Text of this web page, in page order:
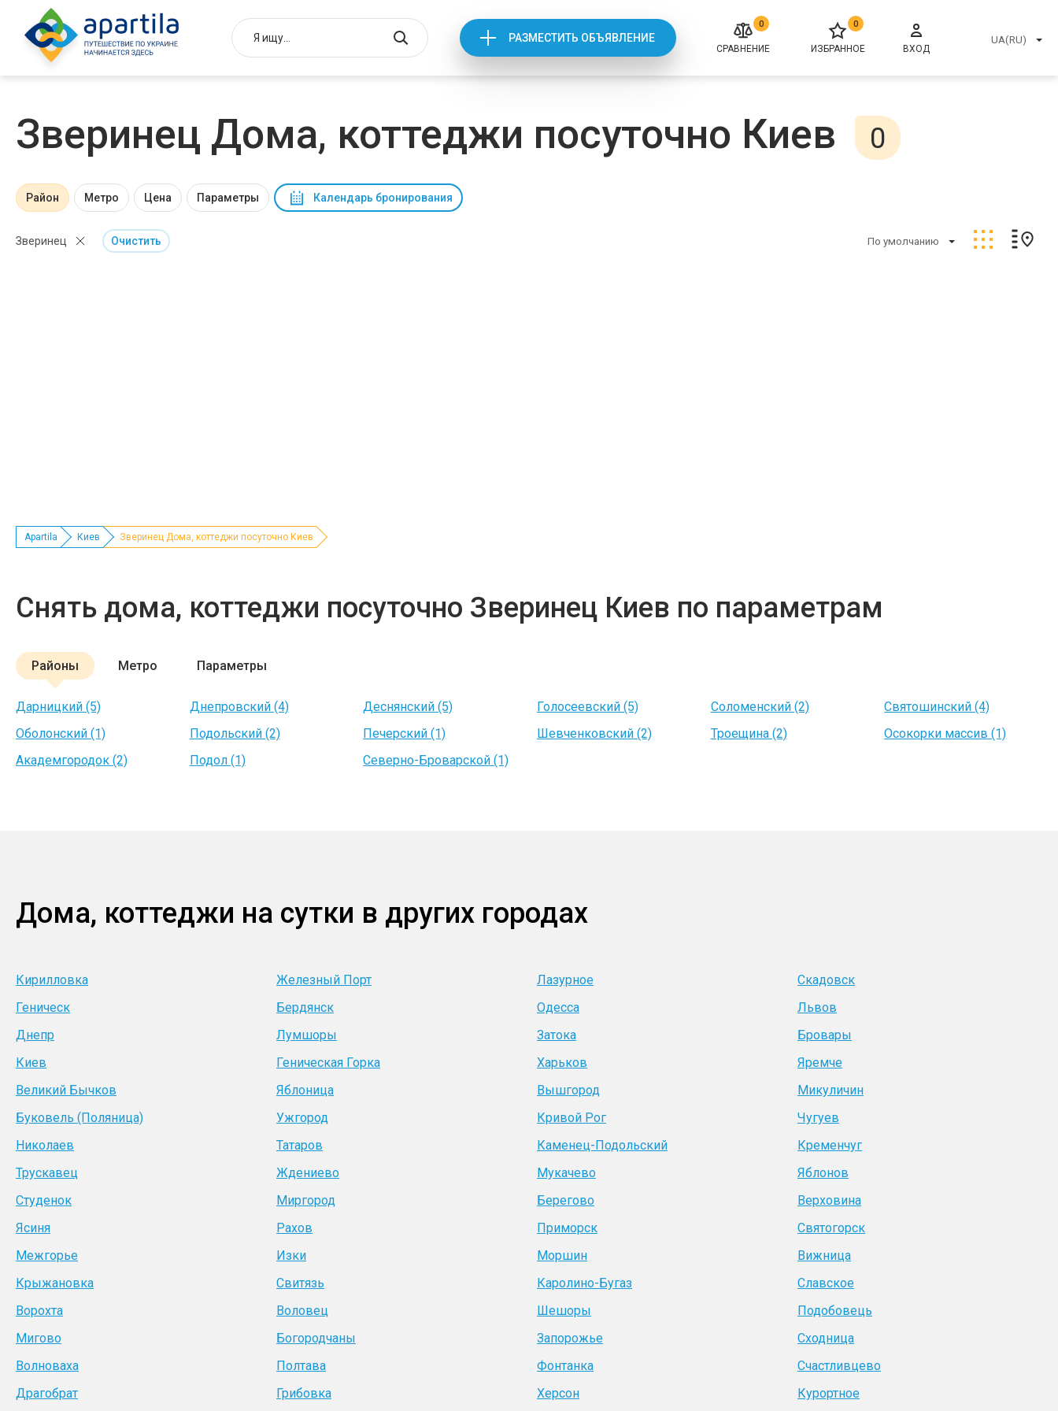
РАЗМЕСТИТЬ ОБЪЯВЛЕНИЕ
0
СРАВНЕНИЕ
0
ИЗБРАННОЕ ВХОД
UA(RU)
Зверинец Дома, коттеджи посуточно Киев 0
Район Метро Цена Параметры Календарь бронирования
Зверинец Очистить По умолчанию
Apartila Киев Зверинец Дома, коттеджи посуточно Киев
Снять дома, коттеджи посуточно Зверинец Киев по параметрам
Районы Метро Параметры
Дарницкий (5) Днепровский (4) Деснянский (5) Голосеевский (5) Соломенский (2)
Святошинский (4)
Оболонский (1)
Подольский (2) Печерский (1) Шевченковский (2) Троещина (2)
Осокорки массив (1)
Академгородок (2)
Подол (1) Северно-Броварской (1)
Дома, коттеджи на сутки в других городах
Кирилловка Железный Порт Лазурное
Скадовск
Геническ
Бердянск Одесса
Львов
Днепр
Лумшоры Затока
Бровары
Киев
Геническая Горка Харьков
Яремче
Великий Бычков
Яблоница Вышгород
Микуличин
Буковель (Поляница)
Ужгород Кривой Рог
Чугуев
Николаев
Татаров Каменец-Подольский
Кременчуг
Трускавец
Ждениево Мукачево
Яблонов
Студенок
Миргород Берегово
Верховина
Ясиня
Рахов Приморск
Святогорск
Межгорье
Изки Моршин
Вижница
Крыжановка
Свитязь Каролино-Бугаз
Славское
Ворохта
Воловец Шешоры
Подобовець
Мигово
Богородчаны Запорожье
Сходница
Волноваха
Полтава Фонтанка
Счастливцево
Драгобрат
Грибовка Херсон
Курортное